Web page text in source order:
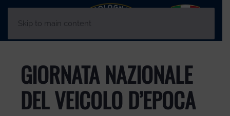
Skip to main content
GIORNATA NAZIONALE
DEL VEICOLO D’EPOCA